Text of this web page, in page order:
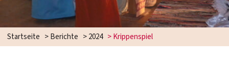
Startseite >Berichte >2024 >Krippenspiel